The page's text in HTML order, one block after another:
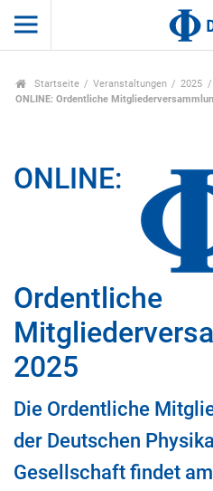
Startseite Veranstaltungen
2025
ONLINE: Ordentliche
ONLINE:
Ordentliche
2025
Die Ordentliche
der Deutschen
Gesellschaft findet